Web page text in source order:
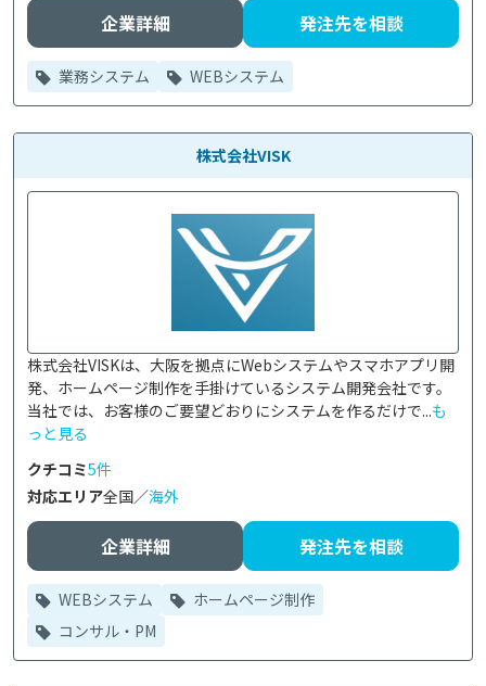
企業詳細 発注先を相談
業務システム WEBシステム
株式会社VISK
株式会社VISKは、大阪を拠点にWebシステムやスマホアプリ開
発、ホームページ制作を手掛けているシステム開発会社です。
当社では、お客様のご要望どおりにシステムを作るだけで...も
っと見る
クチコミ5件
対応エリア全国／海外
企業詳細 発注先を相談
WEBシステム
ホームページ制作
コンサル・PM